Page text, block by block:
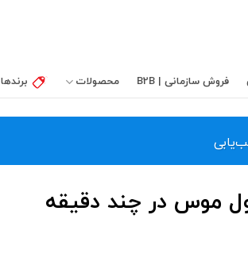
فروش سازمانی | B2B محصولات برندها
موس در چند دقیقه